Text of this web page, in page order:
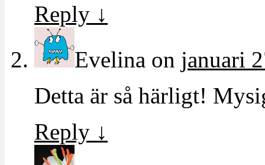
Reply ↓
Evelina on januari
Detta är så härligt!
Reply ↓